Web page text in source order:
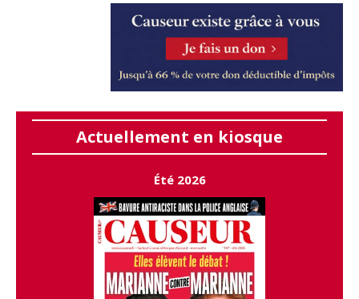
Actuellement en kiosque
Été 2026